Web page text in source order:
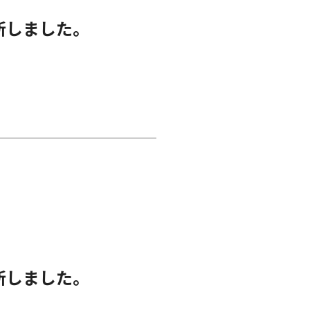
ました。
ました。